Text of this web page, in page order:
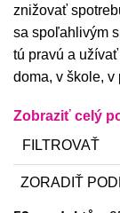
znižovať
sa spoľahlivým
tú pravú a
doma, v škole, v
Zobraziť celý
FILTROVAŤ
ZORADIŤ